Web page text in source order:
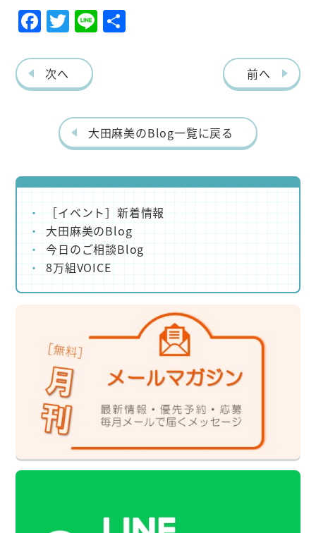
F
eb
o
T
itt
er
Li
次へ 前へ
大田麻美のBlog一覧に戻る
［イベント］新着情報
大田麻美のBlog
今日のご相談Blog
8万組VOICE